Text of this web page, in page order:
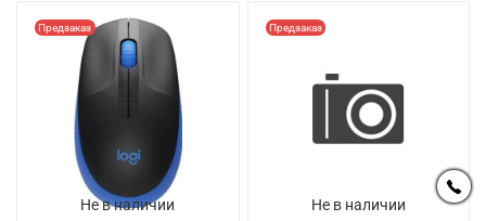
Не в наличии
Предзаказ
Не в наличии
Предзаказ